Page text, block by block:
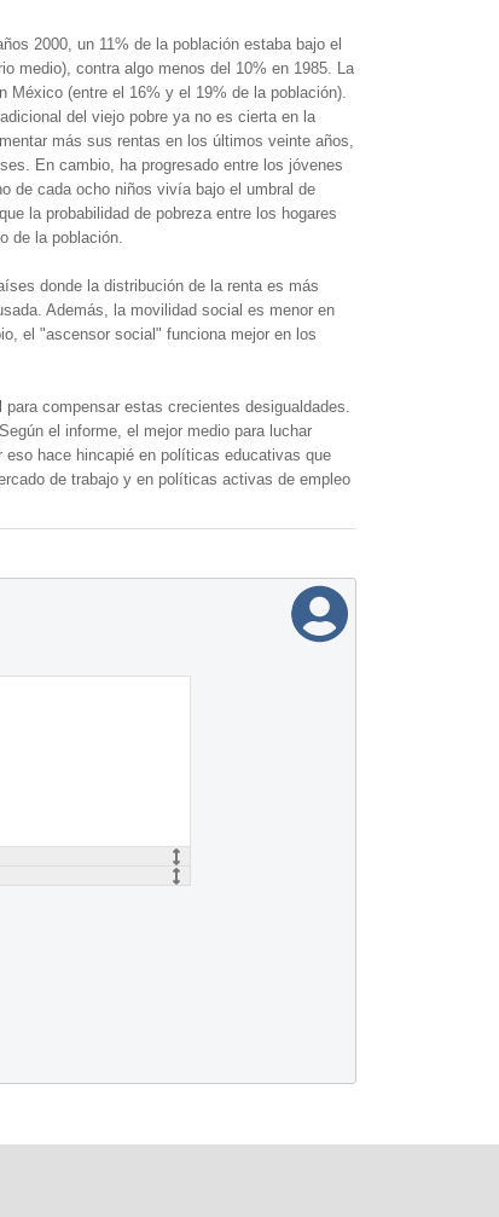
2000, un 11% de la población estaba bajo el
medio), contra algo menos del 10% en 1985. La
México (entre el 16% y el 19% de la población).
del viejo pobre ya no es cierta en la
más sus rentas en los últimos veinte años,
En cambio, ha progresado entre los jóvenes
de cada ocho niños vivía bajo el umbral de
la probabilidad de pobreza entre los hogares
de la población.
donde la distribución de la renta es más
Además, la movilidad social es menor en
el "ascensor social" funciona mejor en los
compensar estas crecientes desigualdades.
el informe, el mejor medio para luchar
hace hincapié en políticas educativas que
de trabajo y en políticas activas de empleo